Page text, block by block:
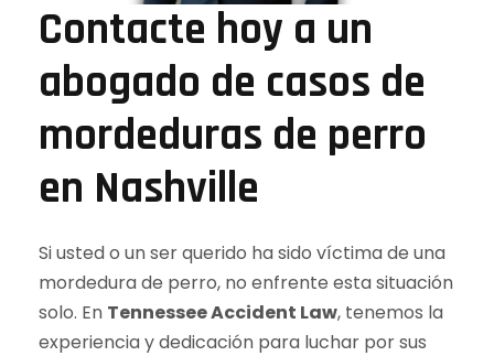
Contacte hoy a un
abogado de casos de
mordeduras de perro
en Nashville
Si usted o un ser querido ha sido víctima de una
mordedura de perro, no enfrente esta situación
solo. En Tennessee Accident Law, tenemos la
experiencia y dedicación para luchar por sus